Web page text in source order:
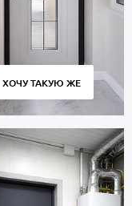
ХОЧУ ТАКУЮ ЖЕ